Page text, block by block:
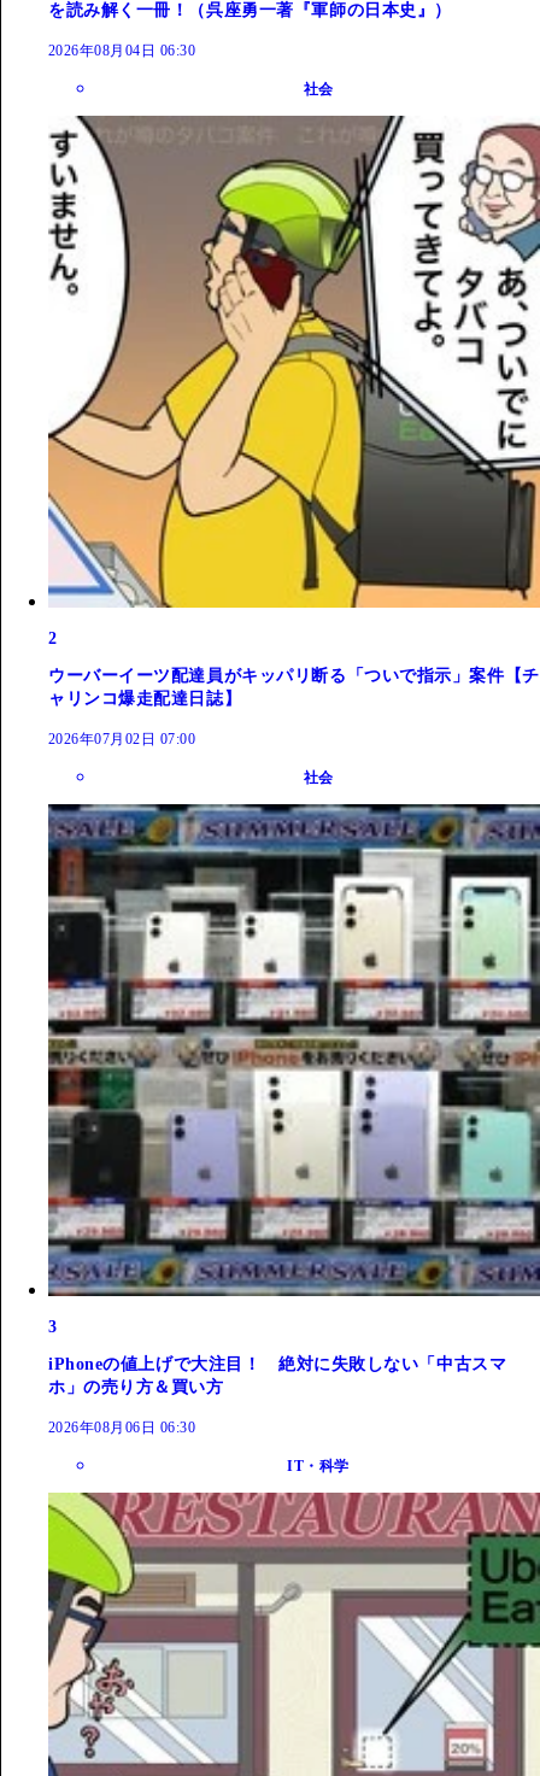
を読み解く一冊！（呉座勇一著『軍師の日本史』）
2026年08月04日 06:30
社会
2
ウーバーイーツ配達員がキッパリ断る「ついで指示」案件【チ
ャリンコ爆走配達日誌】
2026年07月02日 07:00
社会
3
iPhoneの値上げで大注目！ 絶対に失敗しない「中古スマ
ホ」の売り方＆買い方
2026年08月06日 06:30
IT・科学